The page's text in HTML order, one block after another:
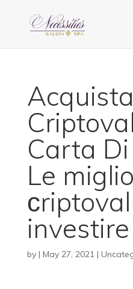
Carta
Le
by | May 27, 2021|